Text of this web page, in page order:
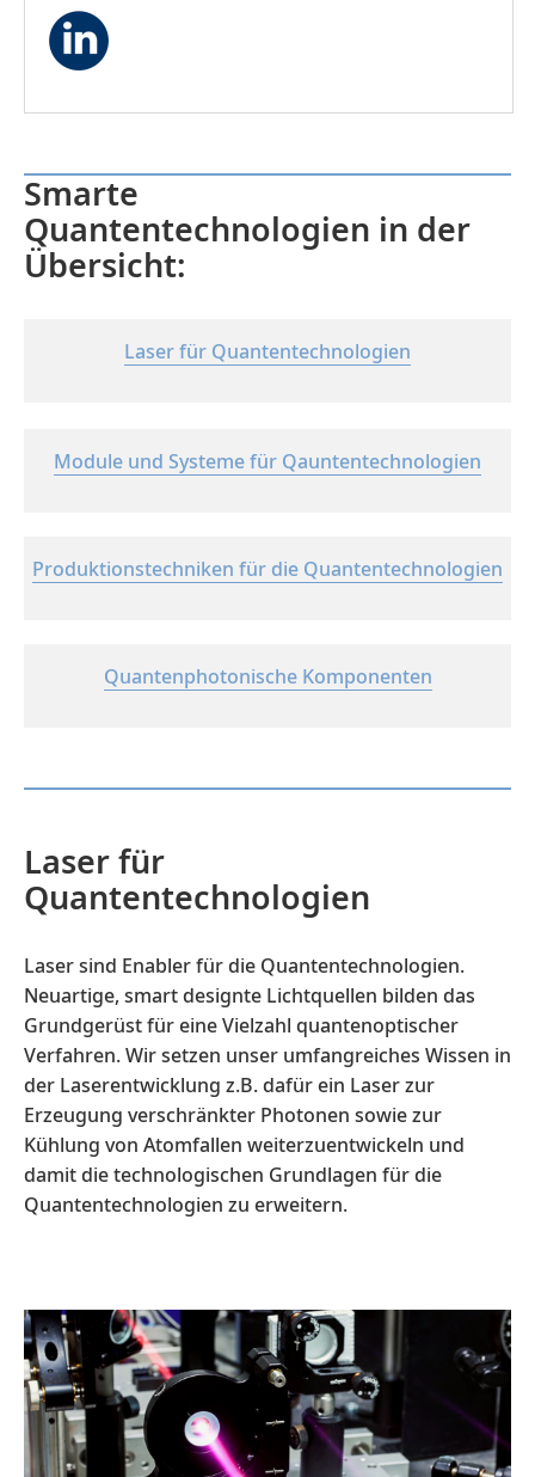
Smarte
Quantentechnologien in der
Übersicht:
Laser für Quantentechnologien
Module und Systeme für Qauntentechnologien
Produktionstechniken für die Quantentechnologien
Quantenphotonische Komponenten
Laser für
Quantentechnologien
Laser sind Enabler für die Quantentechnologien.
Neuartige, smart designte Lichtquellen bilden das
Grundgerüst für eine Vielzahl quantenoptischer
Verfahren. Wir setzen unser umfangreiches Wissen in
der Laserentwicklung z.B. dafür ein Laser zur
Erzeugung verschränkter Photonen sowie zur
Kühlung von Atomfallen weiterzuentwickeln und
damit die technologischen Grundlagen für die
Quantentechnologien zu erweitern.